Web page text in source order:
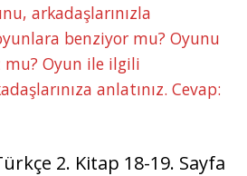
arkadaşlarınızla
benziyor mu? Oyunu
Oyun ile ilgili
anlatınız. Cevap:
2. Kitap 18-19. Sayfa